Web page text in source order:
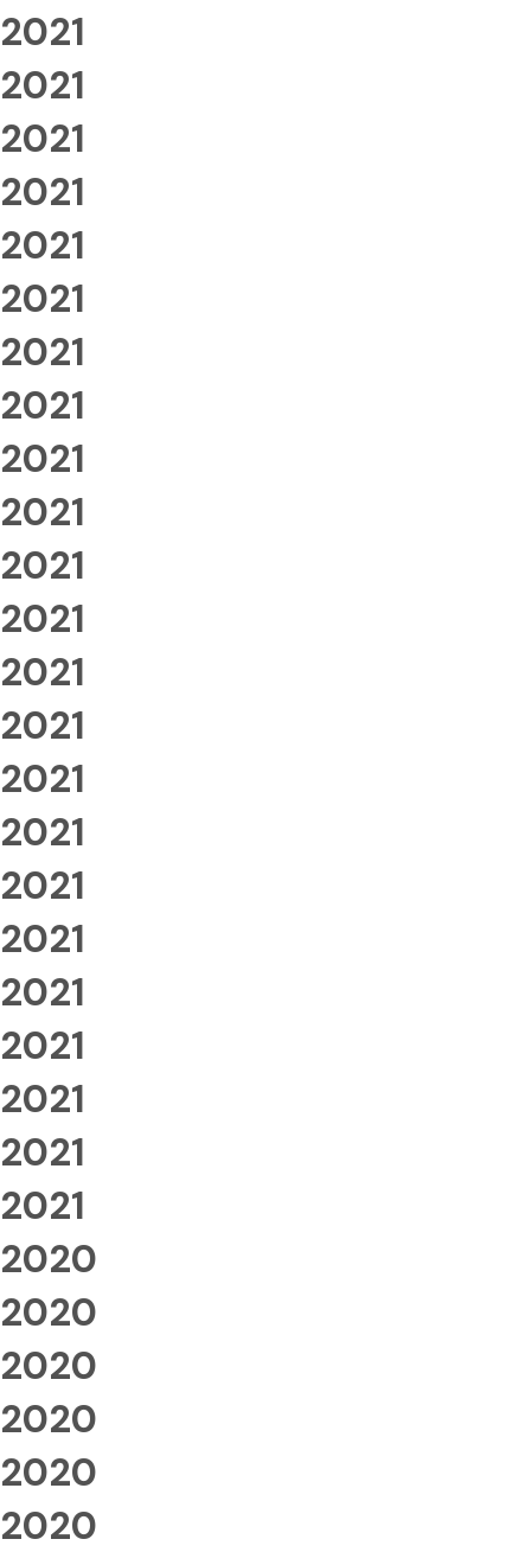
2021
2021
2021
2021
2021
2021
2021
2021
2021
2021
2021
2021
2021
2021
2021
2021
2021
2021
2021
2021
2021
2021
2021
2020
2020
2020
2020
2020
2020